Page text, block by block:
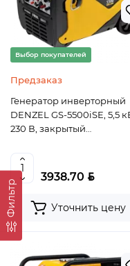
Фильтр
Выбор покупателей
Предзаказ
Генератор инверторный
DENZEL GS-5500iSE, 5,5
230 В, закрытый
3938.70 BYN
Уточнить цену